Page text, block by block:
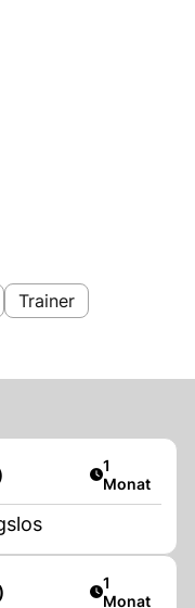
Trainer
Artikel
1
Monat
Artikel
1
Monat